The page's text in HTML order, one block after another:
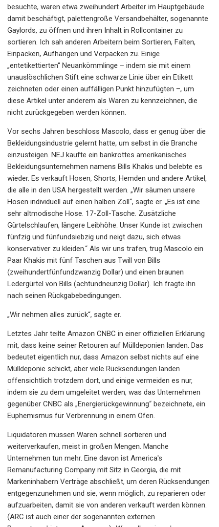
besuchte, waren etwa zweihundert Arbeiter im Hauptgebäude
damit beschäftigt, palettengroße Versandbehälter, sogenannte
Gaylords, zu öffnen und ihren Inhalt in Rollcontainer zu
sortieren. Ich sah anderen Arbeitern beim Sortieren, Falten,
Einpacken, Aufhängen und Verpacken zu. Einige
„entetikettierten“ Neuankömmlinge – indem sie mit einem
unauslöschlichen Stift eine schwarze Linie über ein Etikett
zeichneten oder einen auffälligen Punkt hinzufügten –, um
diese Artikel unter anderem als Waren zu kennzeichnen, die
nicht zurückgegeben werden können.
Vor sechs Jahren beschloss Mascolo, dass er genug über die
Bekleidungsindustrie gelernt hatte, um selbst in die Branche
einzusteigen. NEJ kaufte ein bankrottes amerikanisches
Bekleidungsunternehmen namens Bills Khakis und belebte es
wieder. Es verkauft Hosen, Shorts, Hemden und andere Artikel,
die alle in den USA hergestellt werden. „Wir säumen unsere
Hosen individuell auf einen halben Zoll“, sagte er. „Es ist eine
sehr altmodische Hose. 17-Zoll-Tasche. Zusätzliche
Gürtelschlaufen, längere Leibhöhe. Unser Kunde ist zwischen
fünfzig und fünfundsiebzig und neigt dazu, sich etwas
konservativer zu kleiden.“ Als wir uns trafen, trug Mascolo ein
Paar Khakis mit fünf Taschen aus Twill von Bills
(zweihundertfünfundzwanzig Dollar) und einen braunen
Ledergürtel von Bills (achtundneunzig Dollar). Ich fragte ihn
nach seinen Rückgabebedingungen.
„Wir nehmen alles zurück“, sagte er.
Letztes Jahr teilte Amazon CNBC in einer offiziellen Erklärung
mit, dass keine seiner Retouren auf Mülldeponien landen. Das
bedeutet eigentlich nur, dass Amazon selbst nichts auf eine
Mülldeponie schickt, aber viele Rücksendungen landen
offensichtlich trotzdem dort, und einige vermeiden es nur,
indem sie zu dem umgeleitet werden, was das Unternehmen
gegenüber CNBC als „Energierückgewinnung“ bezeichnete, ein
Euphemismus für Verbrennung in einem Ofen.
Liquidatoren müssen Waren schnell sortieren und
weiterverkaufen, meist in großen Mengen. Manche
Unternehmen tun mehr. Eine davon ist America's
Remanufacturing Company mit Sitz in Georgia, die mit
Markeninhabern Verträge abschließt, um deren Rücksendungen
entgegenzunehmen und sie, wenn möglich, zu reparieren oder
aufzuarbeiten, damit sie von anderen verkauft werden können.
(ARC ist auch einer der sogenannten externen